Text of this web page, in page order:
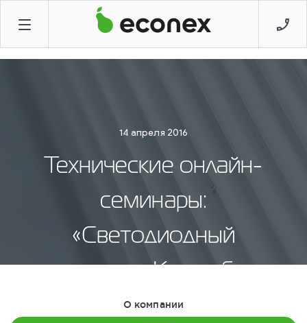
14 апреля 2016
Технические онлайн-
семинары:
«Светодиодный
светильник. Как выбрать
и не ошибиться?»
О компании